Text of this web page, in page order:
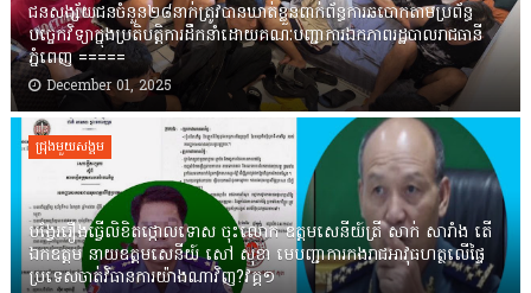
ជនសង្ស័យជនចំនួន២៨នាក់ត្រូវបានឃាត់ខ្លួនពាក់ព័ន្ធការឆបោកតាមប្រព័ន្ធ
បច្ចេកវិទ្យាក្នុងប្រតិបត្តិការដឹកនាំដោយគណៈបញ្ជាការឯកភាពរដ្ឋបាលរាជធានី
ភ្នំពេញ ‎=====
December 01, 2025
ជ្រុងមួយសង្គម
បង្វែររឿងធ្វើលិខិតថ្កោលទោស ចុះលោក ឧត្តមសេនីយ៍ត្រី សាក់ សារាំង តើ
ឯកឧត្តម នាយឧត្តមសេនីយ៍ សៅ សុខា មេបញ្ជាការកងរាជអាវុធហត្ថលើផ្ទៃ
ប្រទេសចាត់វិធានការយ៉ាងណាវិញ?វគ្គ១